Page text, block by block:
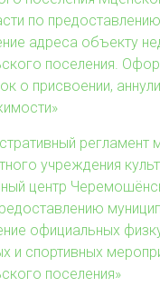
по
адреса объекту
поселения.
о присвоении,
регламент
учреждения
центр
официальных
и спортивных
поселения»